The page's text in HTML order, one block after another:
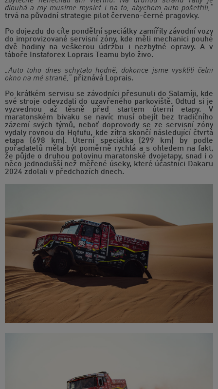
dlouhá a my musíme myslet i na to, abychom auto pošetřili,“
trvá na původní strategie pilot červeno-černé pragovky.
Po dojezdu do cíle pondělní speciálky zamířily závodní vozy
do improvizované servisní zóny, kde měli mechanici pouhé
dvě hodiny na veškerou údržbu i nezbytné opravy. A v
táboře Instaforex Loprais Teamu bylo živo.
„Auto toho dnes schytalo hodně, dokonce jsme vysklili čelní
okno na mé straně,“
přiznává Loprais.
Po krátkém servisu se závodníci přesunuli do Salamíji, kde
své stroje odevzdali do uzavřeného parkoviště. Odtud si je
vyzvednou až těsně před startem úterní etapy. V
maratonském bivaku se navíc musí obejít bez tradičního
zázemí svých týmů, neboť doprovody se ze servisní zóny
vydaly rovnou do Hofufu, kde zítra skončí následující čtvrtá
etapa (698 km). Úterní speciálka (299 km) by podle
pořadatelů měla být poměrně rychlá a s ohledem na fakt,
že půjde o druhou polovinu maratonské dvojetapy, snad i o
něco jednodušší než měřené úseky, které účastníci Dakaru
2024 zdolali v předchozích dnech.